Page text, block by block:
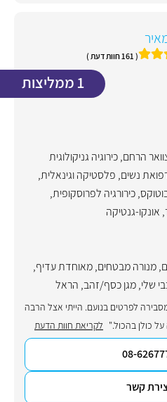
( 161 חוות דעת )
הרחם,כירוגיה גניקולוגית
רפואת נשים, פלסטיקה וגינאלית,
,כירורגיה לפרוסקופית,
, אונקו-גנטיקה
,מנורה מבטחים,מאוחדת עדיף,
שלי,מגן כסף/זהב, הראל
לפרטים בנועם. הייתי אצל הרבה
כולן בהכול." לקריאת חוות הדעת
08-
קשר
1 ממליצות